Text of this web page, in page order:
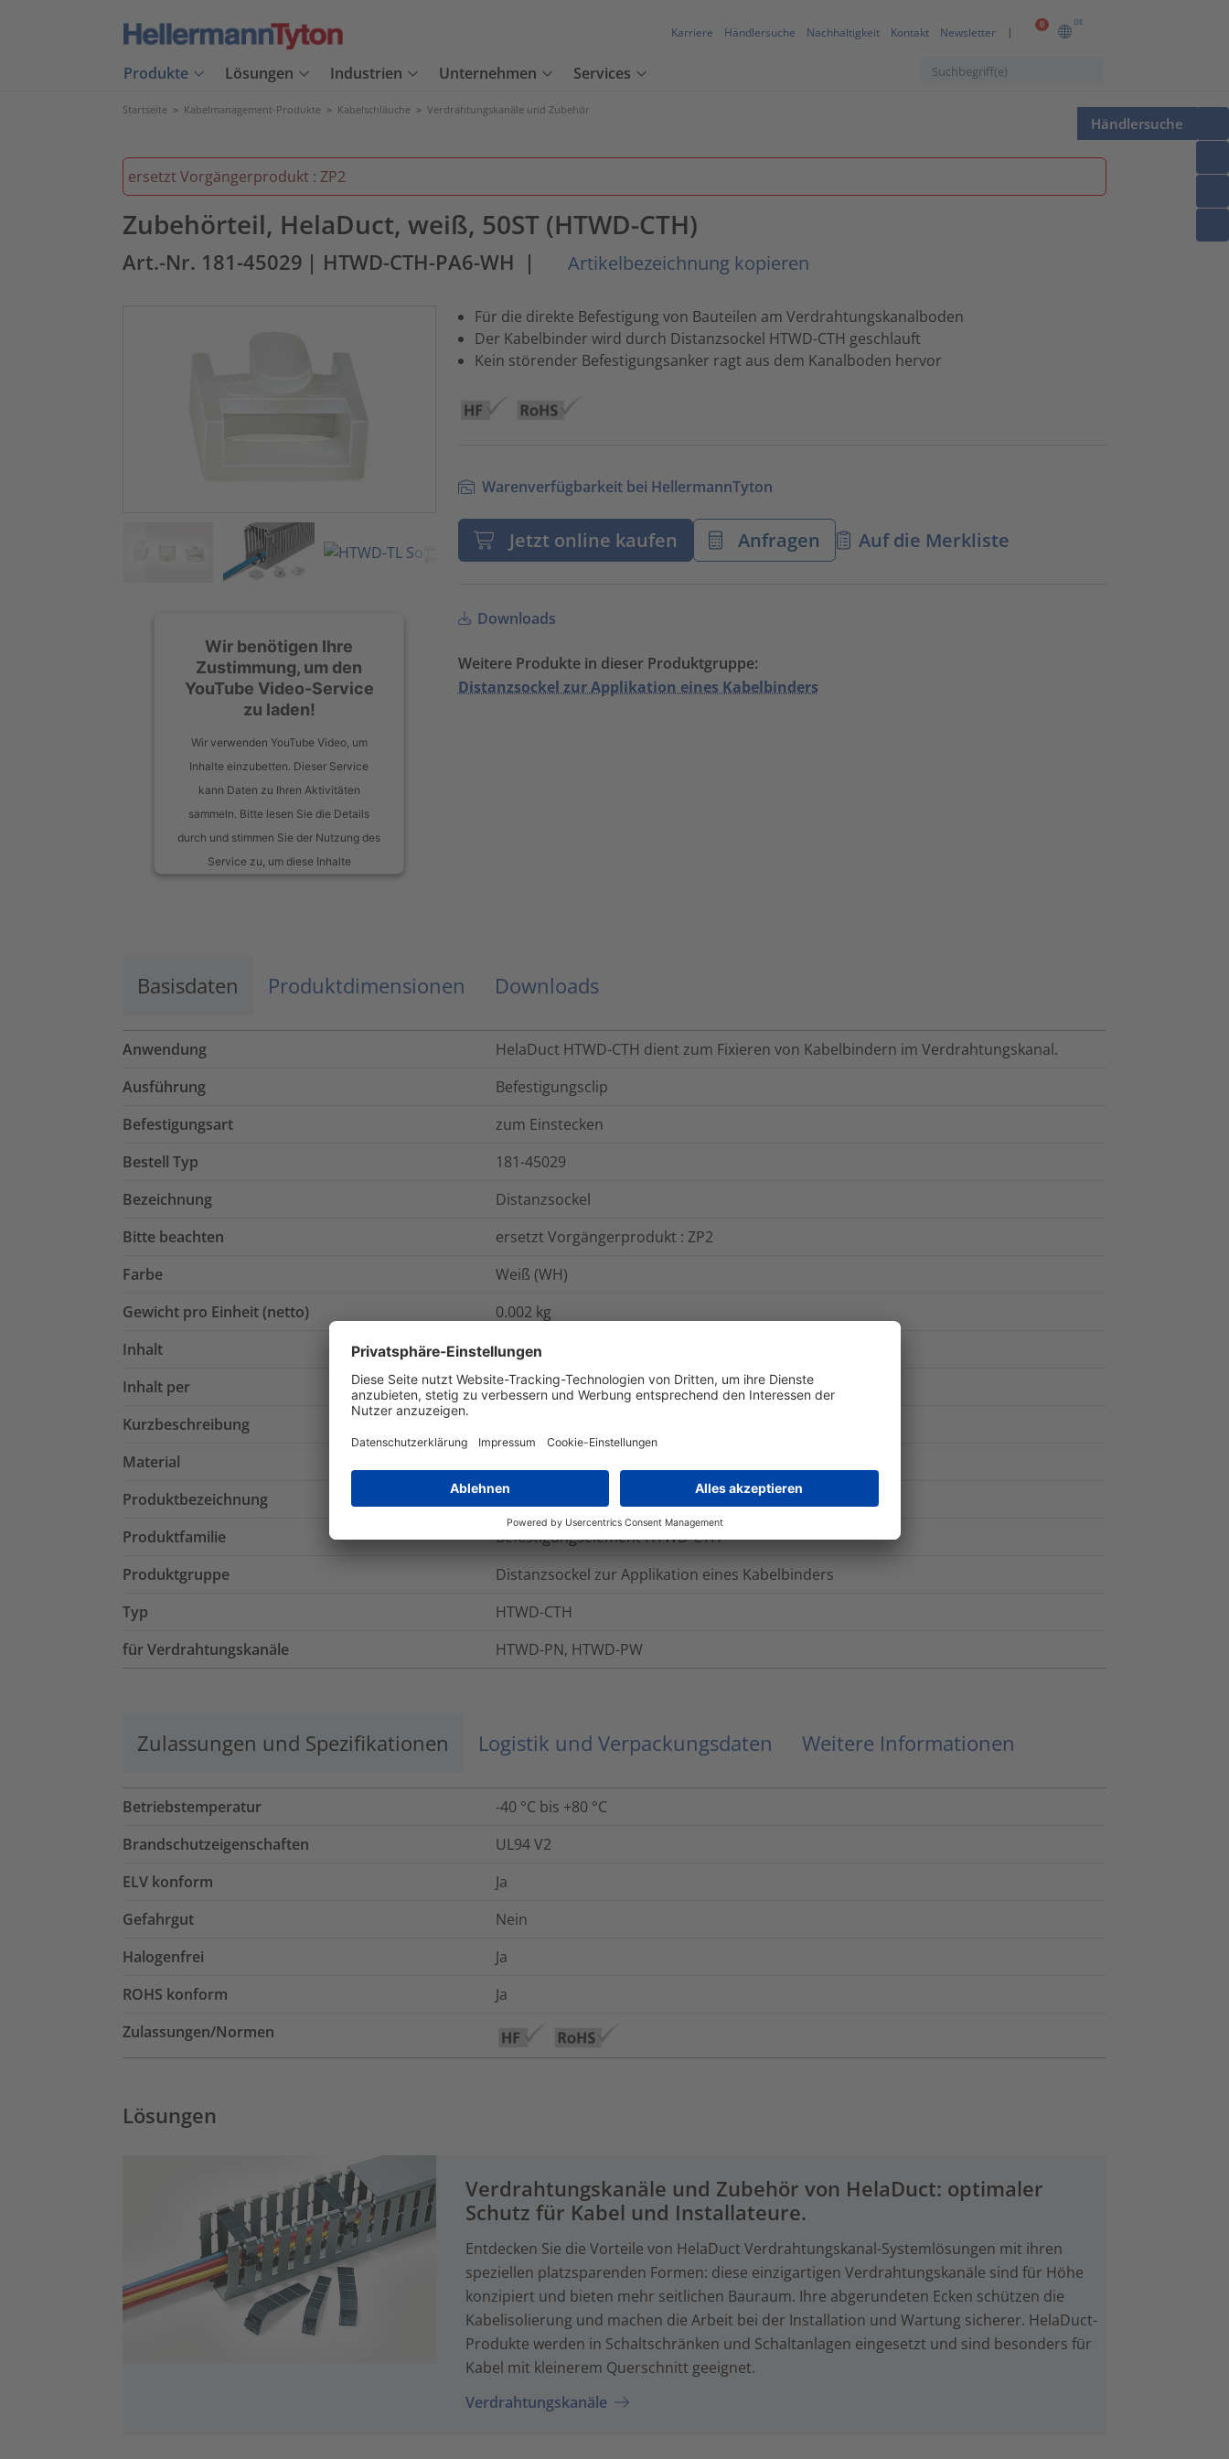
0 DE
Karriere Händlersuche Nachhaltigkeit Kontakt Newsletter
Produkte Lösungen Industrien Unternehmen Services
Händlersuche
Startseite > Kabelmanagement-Produkte > Kabelschläuche > Verdrahtungskanäle und Zubehör
ersetzt Vorgängerprodukt : ZP2
Zubehörteil, HelaDuct, weiß, 50ST (HTWD-CTH)
Art.-Nr. 181-45029 | HTWD-CTH-PA6-WH | Artikelbezeichnung kopieren
Wir benötigen Ihre
Zustimmung, um den
YouTube Video-Service
zu laden!
Wir verwenden YouTube Video, um
Inhalte einzubetten. Dieser Service
kann Daten zu Ihren Aktivitäten
sammeln. Bitte lesen Sie die Details
durch und stimmen Sie der Nutzung des
Service zu, um diese Inhalte
Akzeptieren
Für die direkte Befestigung von Bauteilen am Verdrahtungskanalboden
Der Kabelbinder wird durch Distanzsockel HTWD-CTH geschlauft
Kein störender Befestigungsanker ragt aus dem Kanalboden hervor
Warenverfügbarkeit bei HellermannTyton
Jetzt online kaufen Anfragen Auf die Merkliste
Downloads
Weitere Produkte in dieser Produktgruppe:
Distanzsockel zur Applikation eines Kabelbinders
Basisdaten Produktdimensionen Downloads
Anwendung
HelaDuct HTWD-CTH dient zum Fixieren von Kabelbindern im Verdrahtungskanal.
Ausführung
Befestigungsclip
Befestigungsart
zum Einstecken
Bestell Typ
181-45029
Bezeichnung
Distanzsockel
Bitte beachten
ersetzt Vorgängerprodukt : ZP2
Farbe
Weiß (WH)
Gewicht pro Einheit (netto)
0.002 kg
Inhalt
50ST
Inhalt per
Stück
Kurzbeschreibung
Material
Produktbezeichnung
HTWD-CTH-PA6-WH
Produktfamilie
Befestigungselement HTWD-CTH
Produktgruppe
Distanzsockel zur Applikation eines Kabelbinders
Typ
HTWD-CTH
für Verdrahtungskanäle
HTWD-PN, HTWD-PW
Zulassungen und Spezifikationen Logistik und Verpackungsdaten Weitere Informationen
Betriebstemperatur
-40 °C bis +80 °C
Brandschutzeigenschaften
UL94 V2
ELV konform
Ja
Gefahrgut
Nein
Halogenfrei
Ja
ROHS konform
Ja
Zulassungen/Normen
Lösungen
Verdrahtungskanäle und Zubehör von HelaDuct: optimaler
Schutz für Kabel und Installateure.
Entdecken Sie die Vorteile von HelaDuct Verdrahtungskanal-Systemlösungen mit ihren
speziellen platzsparenden Formen: diese einzigartigen Verdrahtungskanäle sind für Höhe
konzipiert und bieten mehr seitlichen Bauraum. Ihre abgerundeten Ecken schützen die
Kabelisolierung und machen die Arbeit bei der Installation und Wartung sicherer. HelaDuct-
Produkte werden in Schaltschränken und Schaltanlagen eingesetzt und sind besonders für
Kabel mit kleinerem Querschnitt geeignet.
Verdrahtungskanäle